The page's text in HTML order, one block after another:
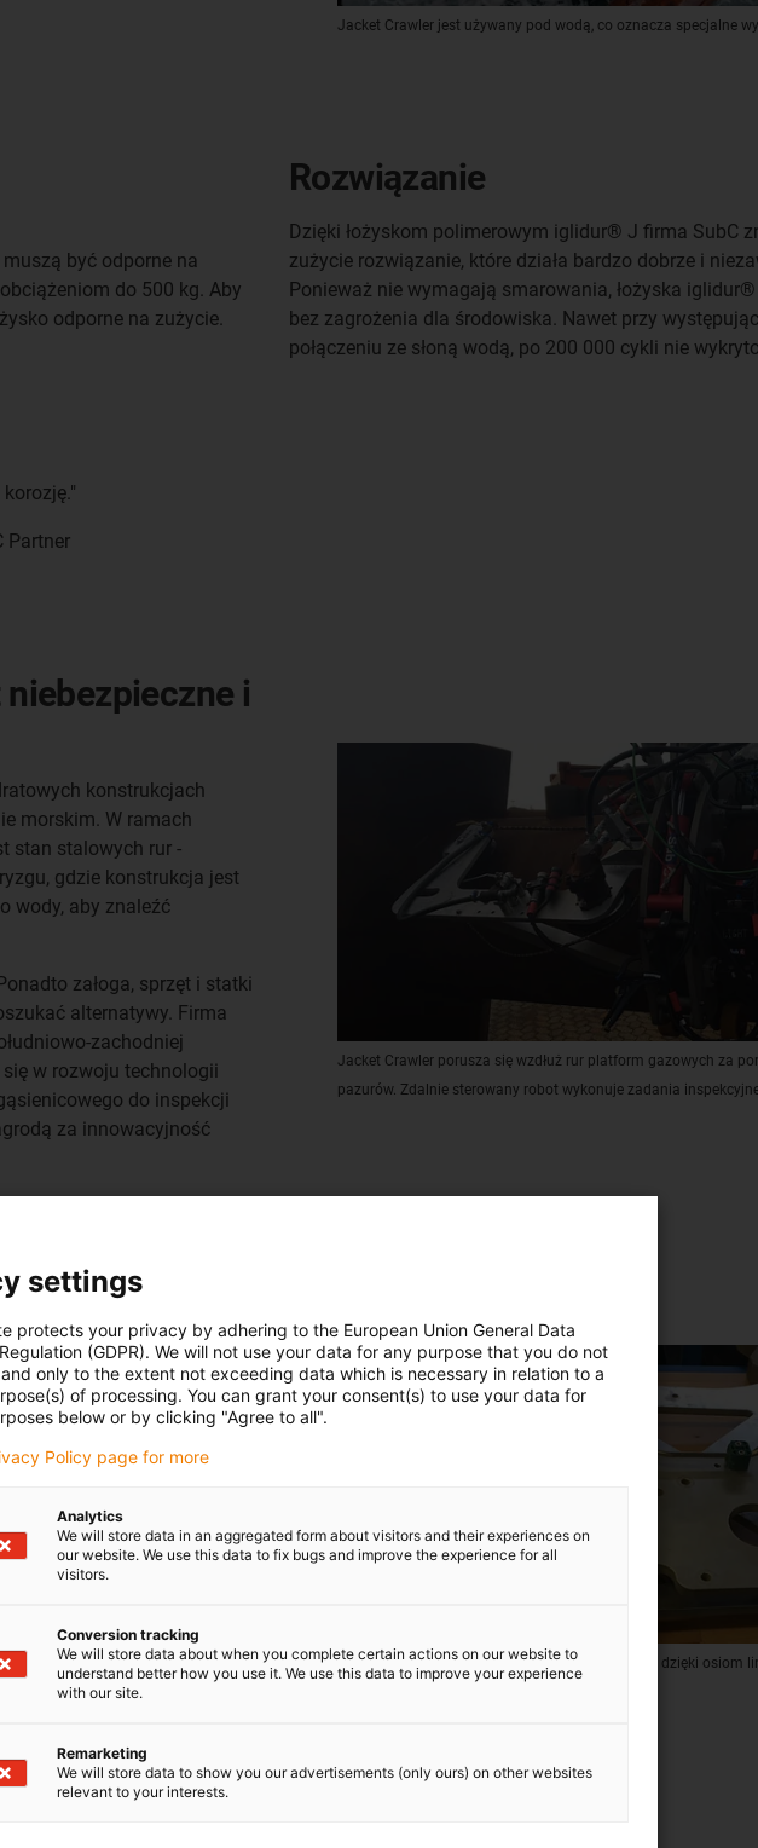
Jacket Crawler jest używany pod wodą, co oznacza specjalne
być odporne na
do 500 kg. Aby
odporne na zużycie.
Rozwiązanie
Dzięki łożyskom polimerowym iglidur® J firma SubC
zużycie rozwiązanie, które działa bardzo dobrze i
Ponieważ nie wymagają smarowania, łożyska
bez zagrożenia dla środowiska. Nawet przy
połączeniu ze słoną wodą, po 200 000 cykli nie
Partner
i
konstrukcjach
morskim. W ramach
stan stalowych rur -
gdzie konstrukcja jest
wody, aby znaleźć
załoga, sprzęt i statki
alternatywy. Firma
zachodniej
w rozwoju technologii
do inspekcji
za innowacyjność
Jacket Crawler porusza się wzdłuż rur platform gazowych za
pazurów. Zdalnie sterowany robot wykonuje zadania
do prac
z łącznie 12 rolkami,
kg każda. Gąsienica
do ruchu gąsienicy:
w miejscu. Przedni
siłowników
to robotowi dotrzeć
joysticka. Dostarcza on
kamer. Stamtąd
wyposażony - głównie
i podnoszenia części
Rozwój przecinarki diamentowej typu drutowego: dzięki osiom
settings
protects your privacy by adhering to the European Union General Data
(GDPR). We will not use your data for any purpose that you do not
only to the extent not exceeding data which is necessary in relation to a
of processing. You can grant your consent(s) to use your data for
below or by clicking "Agree to all".
Policy page for more
Analytics
We will store data in an aggregated form about visitors and their experiences on
our website. We use this data to fix bugs and improve the experience for all
visitors.
Conversion tracking
We will store data about when you complete certain actions on our website to
understand better how you use it. We use this data to improve your experience
with our site.
Remarketing
We will store data to show you our advertisements (only ours) on other websites
relevant to your interests.